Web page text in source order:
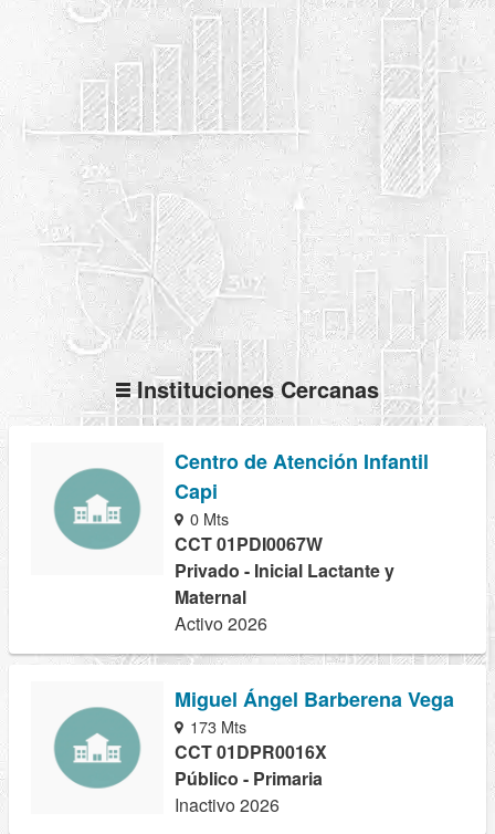
Instituciones Cercanas
Centro de Atención Infantil
Capi
0 Mts
CCT 01PDI0067W
Privado - Inicial Lactante y
Maternal
Activo 2026
Miguel Ángel Barberena Vega
173 Mts
CCT 01DPR0016X
Público - Primaria
Inactivo 2026